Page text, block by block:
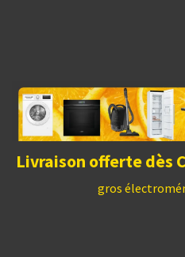
Livraison offerte dès
gros